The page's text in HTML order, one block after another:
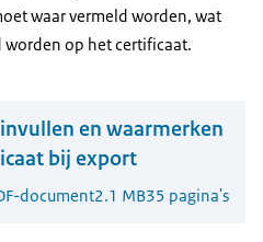
waar vermeld worden, wat
worden op het certificaat.
en waarmerken
bij export
document2.1 MB35 pagina's